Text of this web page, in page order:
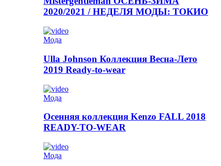
2020/2021 / НЕДЕЛЯ МОДЫ: ТОКИО
Мода
Ulla Johnson Коллекция Весна-Лето
2019 Ready-to-wear
Мода
Осенняя коллекция Kenzo FALL 2018
READY-TO-WEAR
Мода